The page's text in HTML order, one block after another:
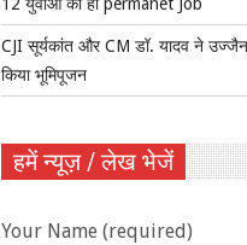
12 युवाओं को ही permanet Job
CJI सूर्यकांत और CM डॉ. यादव ने उज्जैन
किया भूमिपूजन
हमें न्यूज़ / लेख भेजें
Your Name (required)